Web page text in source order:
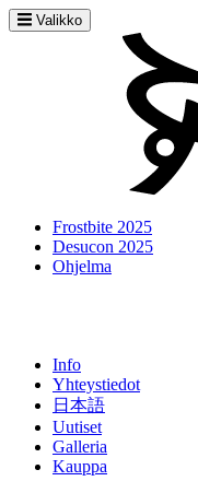
Valikko
Frostbite 2025
Desucon 2025
Ohjelma
Info
Yhteystiedot
日本語
Uutiset
Galleria
Kauppa